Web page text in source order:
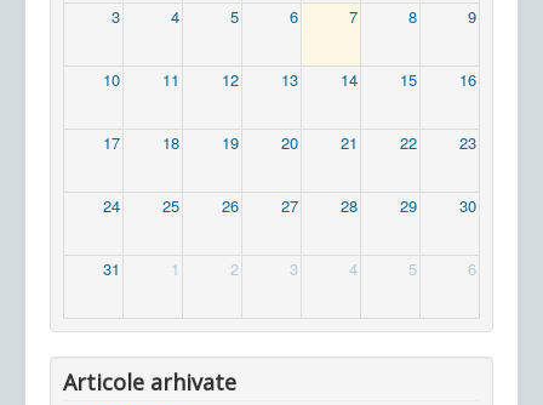
3 4 5 6 7 8 9
10 11 12 13 14 15 16
17 18 19 20 21 22 23
24 25 26 27 28 29 30
31 1 2 3 4 5 6
Articole arhivate